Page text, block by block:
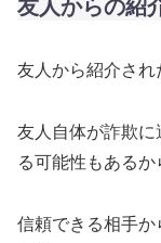
友人からの紹
友人から紹介され
友人自体が詐欺
る可能性もあるか
信頼できる相手か